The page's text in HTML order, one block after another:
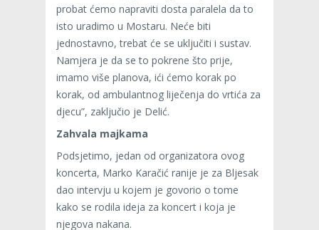
probat ćemo napraviti dosta paralela da to
isto uradimo u Mostaru. Neće biti
jednostavno, trebat će se uključiti i sustav.
Namjera je da se to pokrene što prije,
imamo više planova, ići ćemo korak po
korak, od ambulantnog liječenja do vrtića za
djecu”, zaključio je Delić.
Zahvala majkama
Podsjetimo, jedan od organizatora ovog
koncerta, Marko Karačić ranije je za Bljesak
dao intervju u kojem je govorio o tome
kako se rodila ideja za koncert i koja je
njegova nakana.